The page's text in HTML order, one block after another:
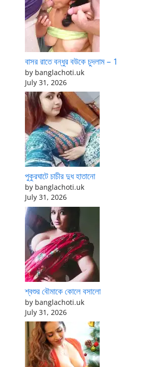
বাসর রাতে বন্ধুর বউকে চুদলাম – 1
by banglachoti.uk
July 31, 2026
পুকুরঘাটে চাচীর দুধ হাতানো
by banglachoti.uk
July 31, 2026
শ্বশুর বৌমাকে কোলে বসালো
by banglachoti.uk
July 31, 2026